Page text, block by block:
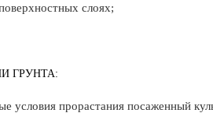
слоях;
ГРУНТА:
условия прорастания посаженный